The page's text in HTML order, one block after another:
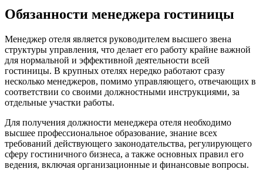
Обязанности менеджера гостиницы
Менеджер отеля является руководителем высшего звена
структуры управления, что делает его работу крайне важной
для нормальной и эффективной деятельности всей
гостиницы. В крупных отелях нередко работают сразу
несколько менеджеров, помимо управляющего, отвечающих в
соответствии со своими должностными инструкциями, за
отдельные участки работы.
Для получения должности менеджера отеля необходимо
высшее профессиональное образование, знание всех
требований действующего законодательства, регулирующего
сферу гостиничного бизнеса, а также основных правил его
ведения, включая организационные и финансовые вопросы.